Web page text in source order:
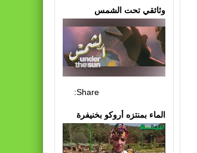
وثائقي تحت الشمس
Share:
الماء بمنتزه أروكو بخنيفرة